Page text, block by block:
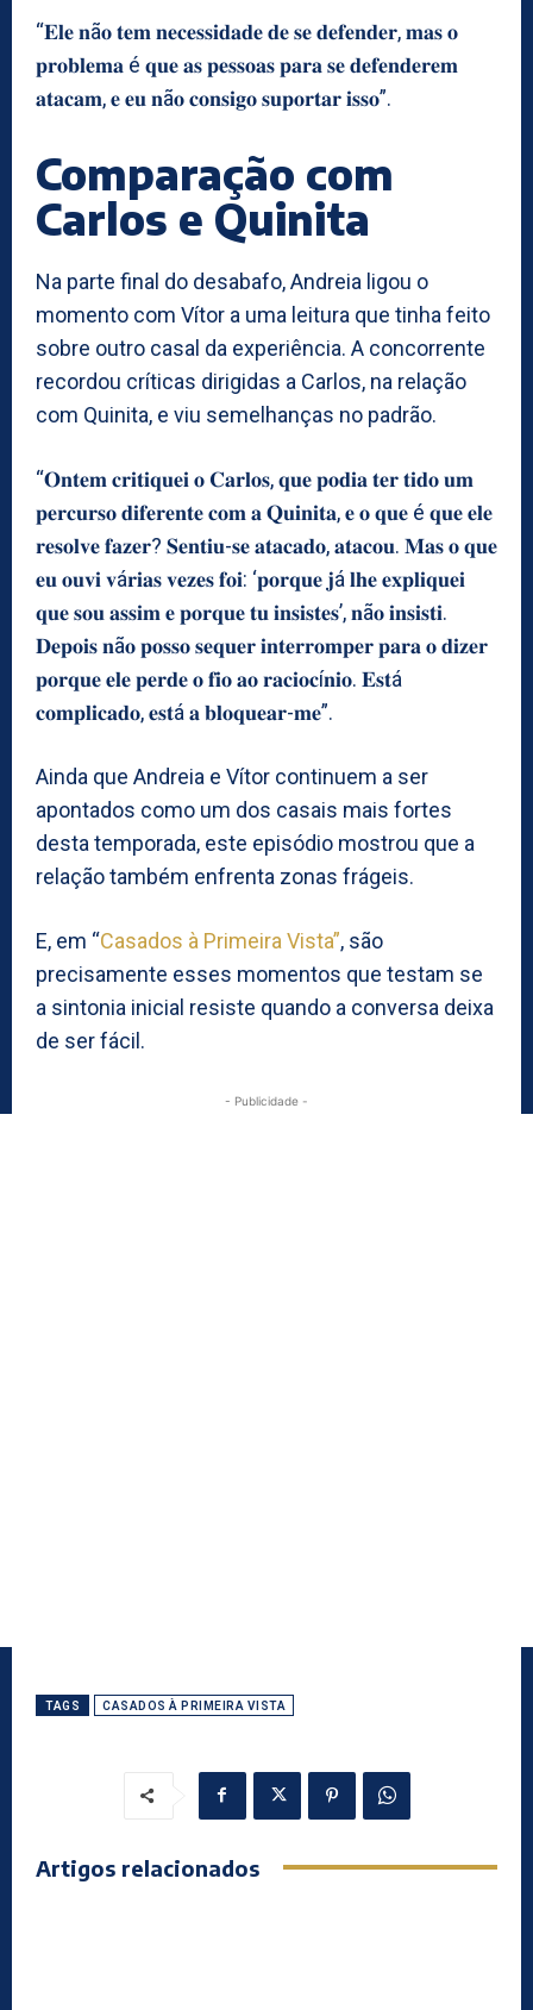
“𝐄𝐥𝐞 𝐧ã𝐨 𝐭𝐞𝐦 𝐧𝐞𝐜𝐞𝐬𝐬𝐢𝐝𝐚𝐝𝐞 𝐝𝐞 𝐬𝐞 𝐝𝐞𝐟𝐞𝐧𝐝𝐞𝐫, 𝐦𝐚𝐬 𝐨
𝐩𝐫𝐨𝐛𝐥𝐞𝐦𝐚 é 𝐪𝐮𝐞 𝐚𝐬 𝐩𝐞𝐬𝐬𝐨𝐚𝐬 𝐩𝐚𝐫𝐚 𝐬𝐞 𝐝𝐞𝐟𝐞𝐧𝐝𝐞𝐫𝐞𝐦
𝐚𝐭𝐚𝐜𝐚𝐦, 𝐞 𝐞𝐮 𝐧ã𝐨 𝐜𝐨𝐧𝐬𝐢𝐠𝐨 𝐬𝐮𝐩𝐨𝐫𝐭𝐚𝐫 𝐢𝐬𝐬𝐨”.
Comparação com
Carlos e Quinita
Na parte final do desabafo, Andreia ligou o
momento com Vítor a uma leitura que tinha feito
sobre outro casal da experiência. A concorrente
recordou críticas dirigidas a Carlos, na relação
com Quinita, e viu semelhanças no padrão.
“𝐎𝐧𝐭𝐞𝐦 𝐜𝐫𝐢𝐭𝐢𝐪𝐮𝐞𝐢 𝐨 𝐂𝐚𝐫𝐥𝐨𝐬, 𝐪𝐮𝐞 𝐩𝐨𝐝𝐢𝐚 𝐭𝐞𝐫 𝐭𝐢𝐝𝐨 𝐮𝐦
𝐩𝐞𝐫𝐜𝐮𝐫𝐬𝐨 𝐝𝐢𝐟𝐞𝐫𝐞𝐧𝐭𝐞 𝐜𝐨𝐦 𝐚 𝐐𝐮𝐢𝐧𝐢𝐭𝐚, 𝐞 𝐨 𝐪𝐮𝐞 é 𝐪𝐮𝐞 𝐞𝐥𝐞
𝐫𝐞𝐬𝐨𝐥𝐯𝐞 𝐟𝐚𝐳𝐞𝐫? 𝐒𝐞𝐧𝐭𝐢𝐮-𝐬𝐞 𝐚𝐭𝐚𝐜𝐚𝐝𝐨, 𝐚𝐭𝐚𝐜𝐨𝐮. 𝐌𝐚𝐬 𝐨 𝐪𝐮𝐞
𝐞𝐮 𝐨𝐮𝐯𝐢 𝐯á𝐫𝐢𝐚𝐬 𝐯𝐞𝐳𝐞𝐬 𝐟𝐨𝐢: ‘𝐩𝐨𝐫𝐪𝐮𝐞 𝐣á 𝐥𝐡𝐞 𝐞𝐱𝐩𝐥𝐢𝐪𝐮𝐞𝐢
𝐪𝐮𝐞 𝐬𝐨𝐮 𝐚𝐬𝐬𝐢𝐦 𝐞 𝐩𝐨𝐫𝐪𝐮𝐞 𝐭𝐮 𝐢𝐧𝐬𝐢𝐬𝐭𝐞𝐬’, 𝐧ã𝐨 𝐢𝐧𝐬𝐢𝐬𝐭𝐢.
𝐃𝐞𝐩𝐨𝐢𝐬 𝐧ã𝐨 𝐩𝐨𝐬𝐬𝐨 𝐬𝐞𝐪𝐮𝐞𝐫 𝐢𝐧𝐭𝐞𝐫𝐫𝐨𝐦𝐩𝐞𝐫 𝐩𝐚𝐫𝐚 𝐨 𝐝𝐢𝐳𝐞𝐫
𝐩𝐨𝐫𝐪𝐮𝐞 𝐞𝐥𝐞 𝐩𝐞𝐫𝐝𝐞 𝐨 𝐟𝐢𝐨 𝐚𝐨 𝐫𝐚𝐜𝐢𝐨𝐜í𝐧𝐢𝐨. 𝐄𝐬𝐭á
𝐜𝐨𝐦𝐩𝐥𝐢𝐜𝐚𝐝𝐨, 𝐞𝐬𝐭á 𝐚 𝐛𝐥𝐨𝐪𝐮𝐞𝐚𝐫-𝐦𝐞”.
Ainda que Andreia e Vítor continuem a ser
apontados como um dos casais mais fortes
desta temporada, este episódio mostrou que a
relação também enfrenta zonas frágeis.
E, em “Casados à Primeira Vista”, são
precisamente esses momentos que testam se
a sintonia inicial resiste quando a conversa deixa
de ser fácil.
- Publicidade -
TAGS CASADOS À PRIMEIRA VISTA
Artigos relacionados